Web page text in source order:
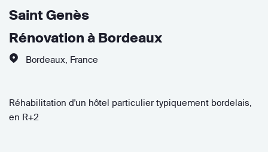
Saint Genès
Rénovation à Bordeaux
Bordeaux France
Réhabilitation d'un hôtel particulier typiquement bordelais,
en R+2